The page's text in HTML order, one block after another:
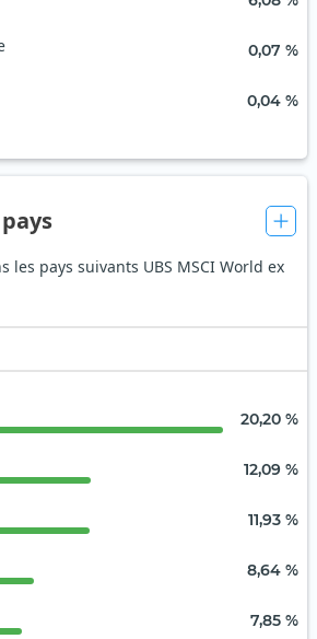
0,07 %
0,04 %
les pays suivants UBS MSCI World ex
20,20 %
12,09 %
11,93 %
8,64 %
7,85 %